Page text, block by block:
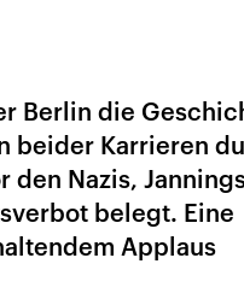
Berlin die
beider Karrieren
den Nazis,
belegt. Eine
Applaus